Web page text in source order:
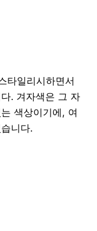
타일리시하면서
. 겨자색은 그 자
색상이기에, 여
니다.